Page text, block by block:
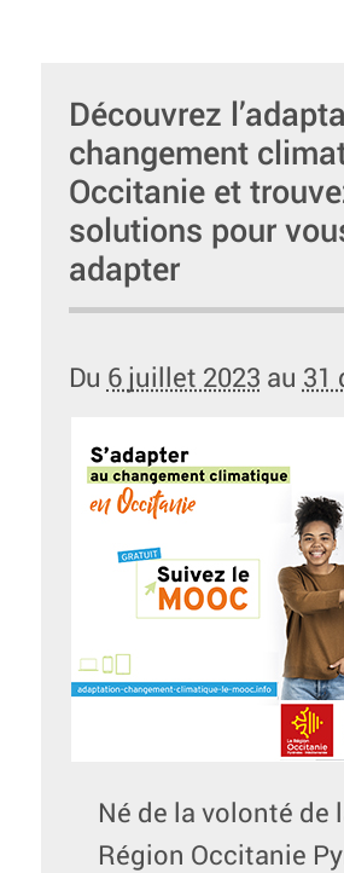
Découvrez
changement
Occitanie et
solutions pour
adapter
Du 6 juillet 2023 au 31
Né de la volonté de
Région Occitanie